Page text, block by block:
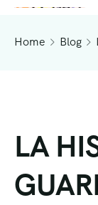
Home Blog
LA